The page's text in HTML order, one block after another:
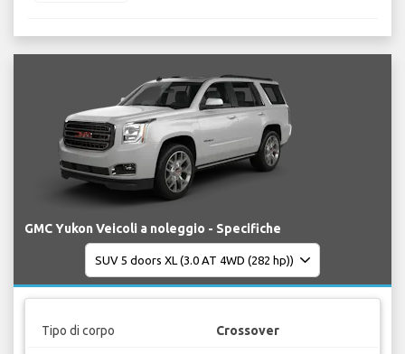
GMC Yukon Veicoli a noleggio - Specifiche
Tipo di corpo Crossover